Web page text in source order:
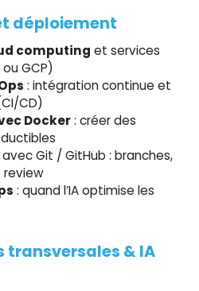
déploiement
computing et services
GCP)
: intégration continue et
CD)
Docker: créer des
avec Git / GitHub : branches,
review
: quand l’IA optimise les
transversales & IA